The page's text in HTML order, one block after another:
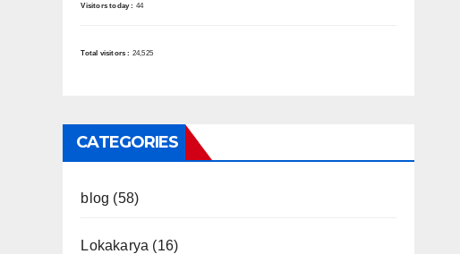
Visitors today : 44
Total visitors : 24,525
CATEGORIES
blog (58)
Lokakarya (16)